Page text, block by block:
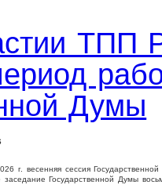
ТПП
Думы
г. весенняя сессия
заседание Государственной Дyмы